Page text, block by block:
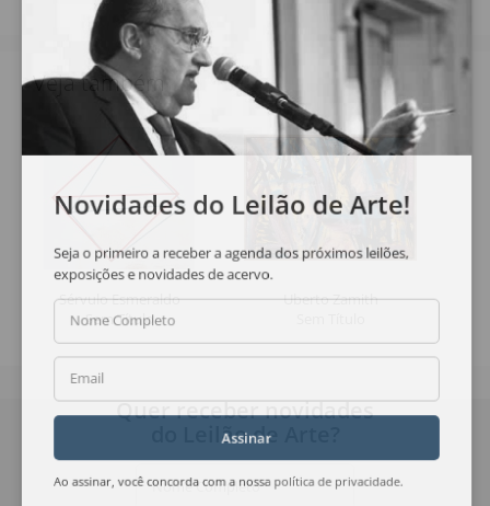
Veja também
Sérvulo Esmeraldo
Sem Título
Uberto Zamith
Novidades do Leilão de Arte!
Seja o primeiro a receber a agenda dos próximos leilões,
exposições e novidades de acervo.
Nome Completo
Email
Assinar
Ao assinar, você concorda com a nossa política de privacidade
Quer receber novidades
do Leilão de Arte?
Nome Completo